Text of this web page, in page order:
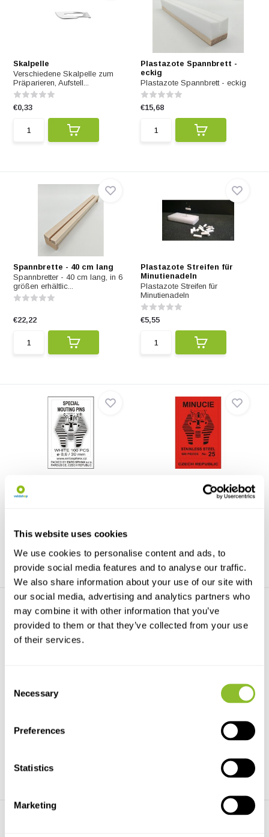
This website uses cookies
We use cookies to personalise content and ads, to
provide social media features and to analyse our traffic.
We also share information about your use of our site with
our social media, advertising and analytics partners who
may combine it with other information that you’ve
provided to them or that they’ve collected from your use
of their services.
Selection
Necessary
Preferences
Statistics
Marketing
Skalpelle
Verschiedene Skalpelle zum
Präparieren, Aufstell...
€0,33
Plastazote Spannbrett -
eckig
Plastazote Spannbrett - eckig
€15,68
Spannbrette - 40 cm lang
Spannbretter - 40 cm lang, in 6
größen erhältlic...
€22,22
Plastazote Streifen für
Minutienadeln
Plastazote Streifen für
Minutienadeln
€5,55
Diesen Nadeln sind praktisch
zum Befestigen von ...
Diese kleinen Nadeln werden für
gebogen, 105...
€7,60
Bristol Aufklebeplättchen
Aufklebe plättchen zum
Befestigen kleiner Insekt...